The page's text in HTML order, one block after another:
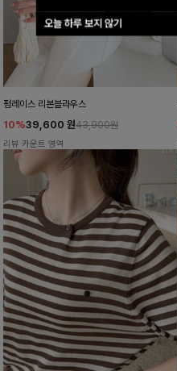
오늘 하루 보지 않기
펌레이스 리본블라우스
10%39,600 원43,900원
리뷰 카운트 영역